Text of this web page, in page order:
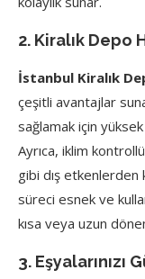
2. Kiralık Depo
İstanbul Kiralık
çeşitli avantajlar
sağlamak için
Ayrıca, iklim
gibi dış etkenlerden
süreci esnek ve
kısa veya uzun
3. Eşyalarınızı